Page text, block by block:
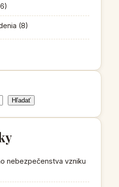
(8)
Hľadať
nebezpečenstva vzniku